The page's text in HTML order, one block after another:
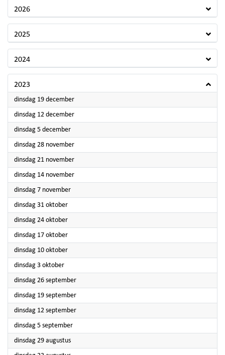
2026
2025
2024
2023
dinsdag 19 december2023
dinsdag 12 december2023
dinsdag 5 december2023
dinsdag 28 november2023
dinsdag 21 november2023
dinsdag 14 november2023
dinsdag 7 november2023
dinsdag 31 oktober2023
dinsdag 24 oktober2023
dinsdag 17 oktober2023
dinsdag 10 oktober2023
dinsdag 3 oktober2023
dinsdag 26 september2023
dinsdag 19 september2023
dinsdag 12 september2023
dinsdag 5 september2023
dinsdag 29 augustus2023